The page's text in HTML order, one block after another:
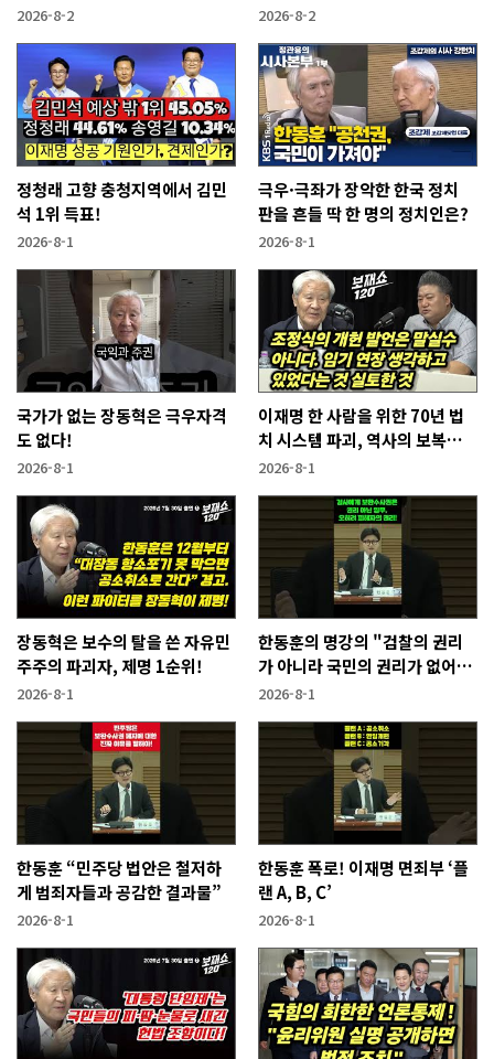
2026-8-2 2026-8-2
정청래 고향 충청지역에서 김민
석 1위 득표!
2026-8-1
극우·극좌가 장악한 한국 정치
판을 흔들 딱 한 명의 정치인은?
2026-8-1
국가가 없는 장동혁은 극우자격
도 없다!
2026-8-1
이재명 한 사람을 위한 70년 법
치 시스템 파괴, 역사의 보복이
기다린다!
2026-8-1
장동혁은 보수의 탈을 쓴 자유민
주주의 파괴자, 제명 1순위!
2026-8-1
한동훈의 명강의 "검찰의 권리
가 아니라 국민의 권리가 없어지
는 것"
2026-8-1
한동훈 “민주당 법안은 철저하
게 범죄자들과 공감한 결과물”
2026-8-1
한동훈 폭로! 이재명 면죄부 ‘플
랜 A, B, C’
2026-8-1